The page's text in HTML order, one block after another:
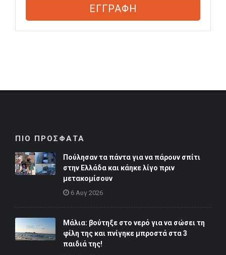
ΕΓΓΡΑΦΗ
ΠΙΟ ΠΡΟΣΦΑΤΑ
Πούλησαν τα πάντα για να πάρουν σπίτι
στην Ελλάδα και κάηκε λίγο πριν
μετακομίσουν
6 Αυγ 2026
Μάλια: βούτηξε στο νερό για να σώσει τη
φίλη της και πνίγηκε μπροστά στα 3
παιδιά της!